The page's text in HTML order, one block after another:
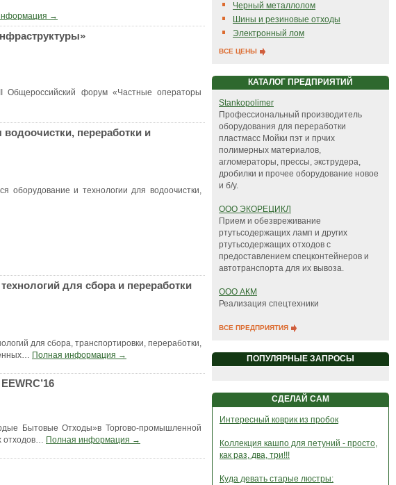
→
Общероссийский форум «Частные операторы
переработки и
оборудование и технологии для водоочистки,
для сбора и переработки
для сбора, транспортировки, переработки,
… Полная информация →
Бытовые Отходы»в Торгово-промышленной
отходов… Полная информация →
Черный металлолом
Шины и резиновые отходы
Электронный лом
ВСЕ ЦЕНЫ
КАТАЛОГ ПРЕДПРИЯТИЙ
Stankopolimer
Профессиональный производитель
оборудования для переработки
пластмасс Мойки пэт и прчих
полимерных материалов,
агломераторы, прессы, экструдера,
дробилки и прочее оборудование новое
и б/у.
OOO ЭКОРЕЦИКЛ
Прием и обезвреживание
ртутьсодержащих ламп и других
ртутьсодержащих отходов с
предоставлением спецконтейнеров и
автотранспорта для их вывоза.
ООО АКМ
Реализация спецтехники
ВСЕ ПРЕДПРИЯТИЯ
ПОПУЛЯРНЫЕ ЗАПРОСЫ
СДЕЛАЙ САМ
Интересный коврик из пробок
Коллекция кашпо для петуний - просто,
как раз, два, три!!!
Куда девать старые люстры: